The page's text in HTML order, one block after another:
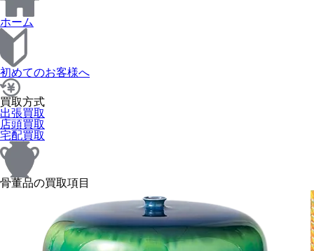
ホーム
初めてのお客様へ
買取方式
出張買取
店頭買取
宅配買取
骨董品の買取項目